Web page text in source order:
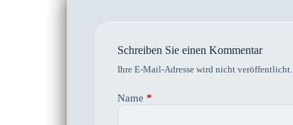
Schreiben Sie einen Kommentar
Ihre E-Mail-Adresse wird nicht veröffentlicht.
Name *